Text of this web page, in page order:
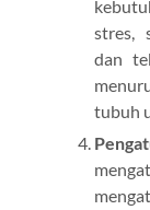
stres,
dan
tubuh